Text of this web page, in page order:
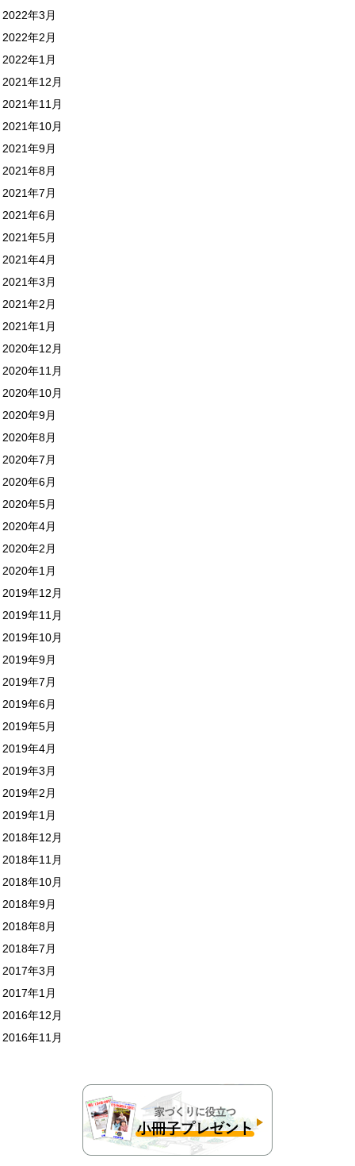
2022年3月
2022年2月
2022年1月
2021年12月
2021年11月
2021年10月
2021年9月
2021年8月
2021年7月
2021年6月
2021年5月
2021年4月
2021年3月
2021年2月
2021年1月
2020年12月
2020年11月
2020年10月
2020年9月
2020年8月
2020年7月
2020年6月
2020年5月
2020年4月
2020年2月
2020年1月
2019年12月
2019年11月
2019年10月
2019年9月
2019年7月
2019年6月
2019年5月
2019年4月
2019年3月
2019年2月
2019年1月
2018年12月
2018年11月
2018年10月
2018年9月
2018年8月
2018年7月
2017年3月
2017年1月
2016年12月
2016年11月